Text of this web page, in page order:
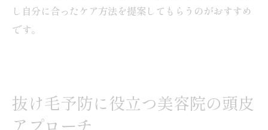
し自分に合ったケア方法を提案してもらうのがおすすめ
です。
抜け毛予防に役立つ美容院の頭皮